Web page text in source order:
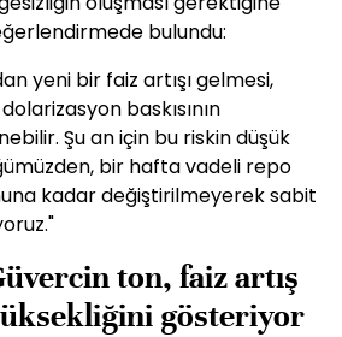
bulundu:
yeni bir faiz artışı gelmesi,
baskısının
Şu an için bu riskin düşük
bir hafta vadeli repo
kadar değiştirilmeyerek sabit
ton, faiz artış
gösteriyor